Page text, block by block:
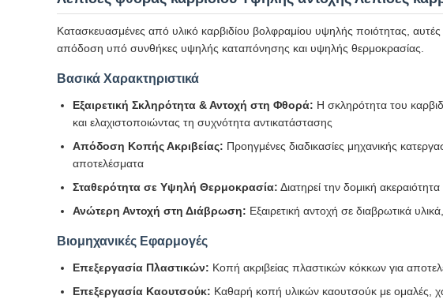
Κατασκευασμένες από υλικό καρβιδίου βολφραμίου υψηλής ποιότητας,
απόδοση υπό συνθήκες υψηλής καταπόνησης και υψηλής θερμοκρασίας.
Βασικά Χαρακτηριστικά
Εξαιρετική Σκληρότητα & Αντοχή στη Φθορά: Η σκληρότητα του
και ελαχιστοποιώντας τη συχνότητα αντικατάστασης
Απόδοση Κοπής Ακριβείας: Προηγμένες διαδικασίες μηχανικής
αποτελέσματα
Σταθερότητα σε Υψηλή Θερμοκρασία: Διατηρεί την δομική
Ανώτερη Αντοχή στη Διάβρωση: Εξαιρετική αντοχή σε διαβρωτικά
Βιομηχανικές Εφαρμογές
Επεξεργασία Πλαστικών: Κοπή ακριβείας πλαστικών κόκκων για
Επεξεργασία Καουτσούκ: Καθαρή κοπή υλικών καουτσούκ με ομαλές,